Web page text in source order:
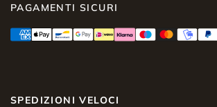
PAGAMENTI SICURI
SPEDIZIONI VELOCI